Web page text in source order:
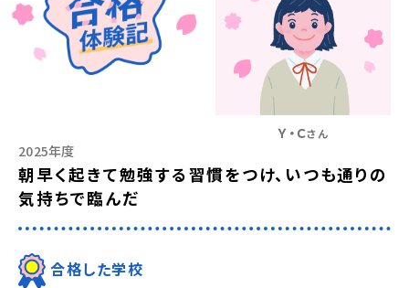
Ｙ・Ｃさん
2025年度
朝早く起きて勉強する習慣をつけ、いつも通りの
気持ちで臨んだ
合格した学校